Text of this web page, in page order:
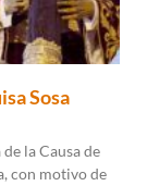
Sosa
la Causa de
con motivo de